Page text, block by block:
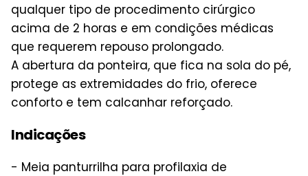
qualquer tipo de procedimento cirúrgico
acima de 2 horas e em condições médicas
que requerem repouso prolongado.
A abertura da ponteira, que fica na sola do pé,
protege as extremidades do frio, oferece
conforto e tem calcanhar reforçado.
Indicações
- Meia panturrilha para profilaxia de